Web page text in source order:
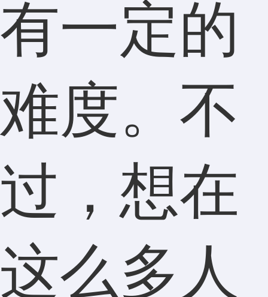
有一定的
难度。不
过，想在
这么多人